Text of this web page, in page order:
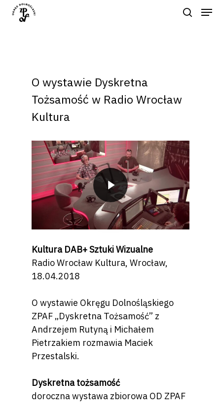
O wystawie Dyskretna
Tożsamość w Radio Wrocław
Kultura
Kultura DAB+ Sztuki Wizualne
Radio Wrocław Kultura, Wrocław,
18.04.2018
O wystawie Okręgu Dolnośląskiego
ZPAF „Dyskretna Tożsamość” z
Andrzejem Rutyną i Michałem
Pietrzakiem rozmawia Maciek
Przestalski.
Dyskretna tożsamość
doroczna wystawa zbiorowa OD ZPAF